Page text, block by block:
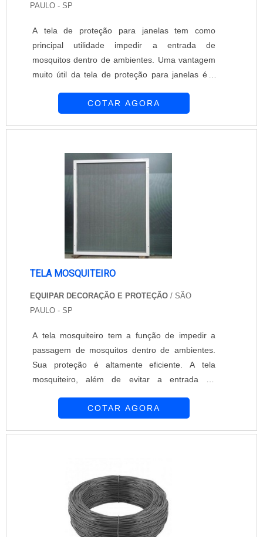
PAULO - SP
A tela de proteção para janelas tem como
principal utilidade impedir a entrada de
mosquitos dentro de ambientes. Uma vantagem
muito útil da tela de proteção para janelas é a
da ventilação. A empresa Equipar Decoração e
empresa oferece soluções adequadas para at....
COTAR AGORA
TELA MOSQUITEIRO
EQUIPAR DECORAÇÃO E PROTEÇÃO / SÃO
PAULO - SP
A tela mosquiteiro tem a função de impedir a
passagem de mosquitos dentro de ambientes.
Sua proteção é altamente eficiente. A tela
mosquiteiro, além de evitar a entrada de
e da ventilação. Por ser discreta, a tela
dedicação e ex....
COTAR AGORA